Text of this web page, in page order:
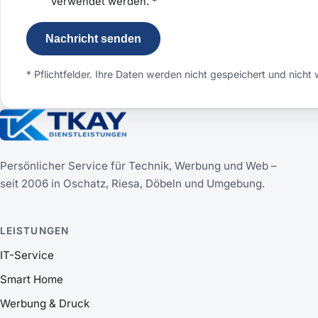
Nachricht senden
* Pflichtfelder. Ihre Daten werden nicht gespeichert und nicht
Persönlicher Service für Technik, Werbung und Web –
seit 2006 in Oschatz, Riesa, Döbeln und Umgebung.
LEISTUNGEN
IT-Service
Smart Home
Werbung & Druck